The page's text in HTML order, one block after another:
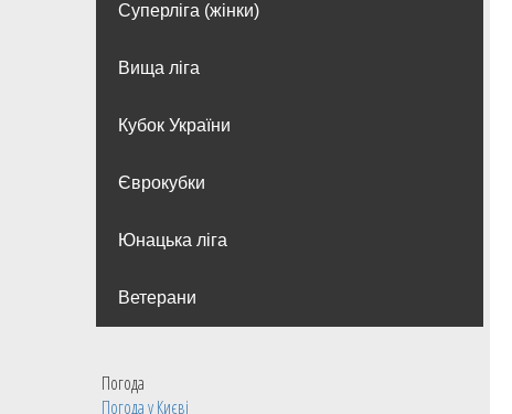
Суперліга (жінки)
Вища лiга
Кубок України
Єврокубки
Юнацька ліга
Ветерани
Погода
Погода уКиєві